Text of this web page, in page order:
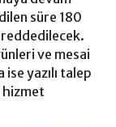
süre 180
ve mesai
yazılı talep
hizmet